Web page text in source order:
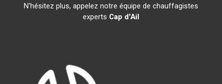
N'hésitez plus, appelez notre équipe de chauffagistes
experts Cap d'Ail